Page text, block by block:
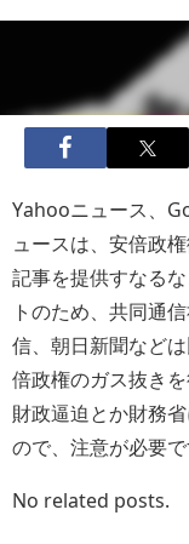
Yahooニュース、
ュースは、安倍政
記事を提供すなる
トのため、共同通
信、朝日新聞など
倍政権のガス抜き
財政逼迫とか財務
ので、注意が必要で
No related posts.